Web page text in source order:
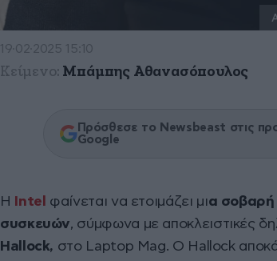
19·02·2025 15:10
Κείμενο: Μπάμπης Αθανασόπουλος
Πρόσθεσε το Newsbeast στις
Google
Η Intel φαίνεται να ετοιμάζει μια σοβαρή
συσκευών, σύμφωνα με αποκλειστικές
Hallock, στο Laptop Mag. Ο Hallock